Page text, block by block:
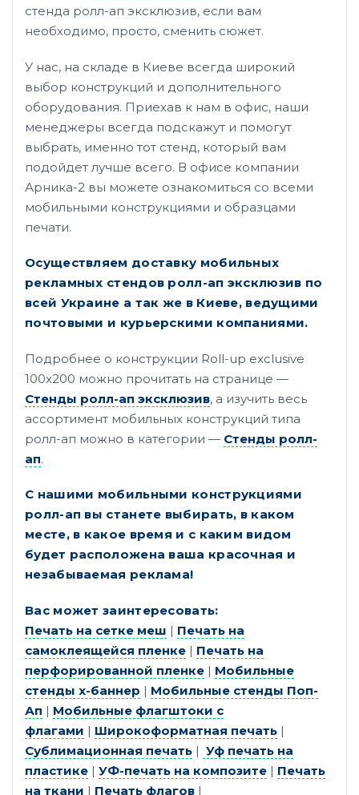
стенда ролл-ап эксклюзив, если вам
необходимо, просто, сменить сюжет.
У нас, на складе в Киеве всегда широкий
выбор конструкций и дополнительного
оборудования. Приехав к нам в офис, наши
менеджеры всегда подскажут и помогут
выбрать, именно тот стенд, который вам
подойдет лучше всего. В офисе компании
Арника-2 вы можете ознакомиться со всеми
мобильными конструкциями и образцами
печати.
Осуществляем доставку мобильных
рекламных стендов ролл-ап эксклюзив по
всей Украине а так же в Киеве, ведущими
почтовыми и курьерскими компаниями.
Подробнее о конструкции Roll-up exclusive
100х200 можно прочитать на странице —
Стенды ролл-ап эксклюзив, а изучить весь
ассортимент мобильных конструкций типа
ролл-ап можно в категории — Стенды ролл-
ап.
С нашими мобильными конструкциями
ролл-ап вы станете выбирать, в каком
месте, в какое время и с каким видом
будет расположена ваша красочная и
незабываемая реклама!
Вас может заинтересовать:
Печать на сетке меш | Печать на
самоклеящейся пленке | Печать на
перфорированной пленке | Мобильные
стенды х-баннер | Мобильные стенды Поп-
Ап | Мобильные флагштоки с
флагами | Широкоформатная печать |
Сублимационная печать | Уф печать на
пластике | УФ-печать на композите | Печать
на ткани | Печать флагов |